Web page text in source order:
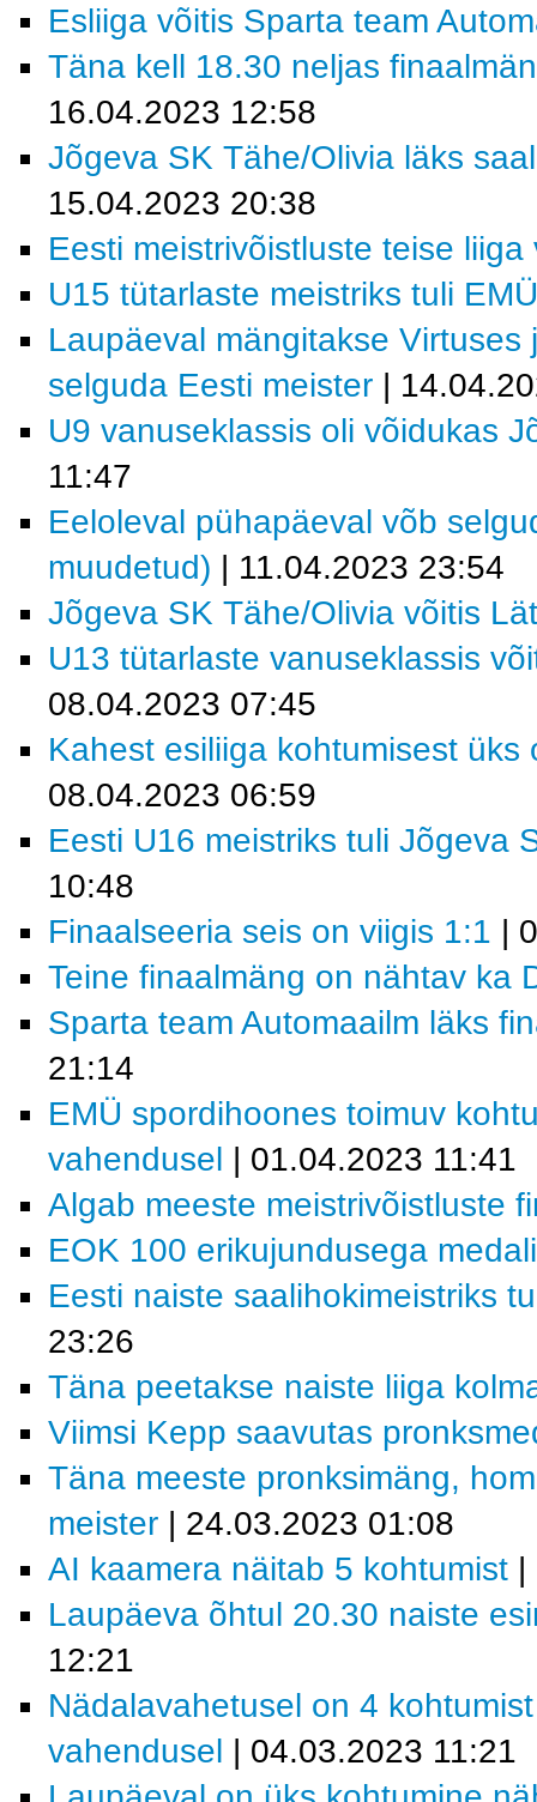
Esliiga võitis Sparta team
Täna kell 18.30 neljas
16.04.2023 12:58
Jõgeva SK Tähe/Olivia läks
15.04.2023 20:38
Eesti meistrivõistluste teise
U15 tütarlaste meistriks tuli
Laupäeval mängitakse
selguda Eesti meister |
U9 vanuseklassis oli võidukas
11:47
Eeloleval pühapäeval võb
muudetud) | 11.04.2023 23:54
Jõgeva SK Tähe/Olivia võitis
U13 tütarlaste vanuseklassis
08.04.2023 07:45
Kahest esiliiga kohtumisest
08.04.2023 06:59
Eesti U16 meistriks tuli Jõgeva
10:48
Finaalseeria seis on viigis 1:1 |
Teine finaalmäng on nähtav ka
Sparta team Automaailm läks
21:14
EMÜ spordihoones toimuv
vahendusel | 01.04.2023 11:41
Algab meeste meistrivõistluste
EOK 100 erikujundusega
Eesti naiste saalihokimeistriks
23:26
Täna peetakse naiste liiga
Viimsi Kepp saavutas
Täna meeste pronksimäng,
meister | 24.03.2023 01:08
AI kaamera näitab 5 kohtumist |
Laupäeva õhtul 20.30 naiste
12:21
Nädalavahetusel on 4
vahendusel | 04.03.2023 11:21